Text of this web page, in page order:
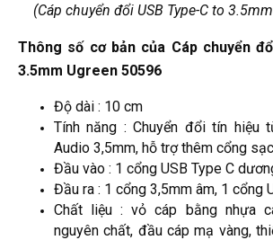
(Cáp chuyển đổi USB Type-C to
Thông số cơ bản của Cáp chuyển
3.5mm Ugreen 50596
Độ dài : 10 cm
Tính năng : Chuyển đổi tín hiệu
Audio 3,5mm, hỗ trợ thêm cổng
Đầu vào : 1 cổng USB Type C
Đầu ra : 1 cổng 3,5mm âm, 1 cổng
Chất liệu : vỏ cáp bằng nhựa
nguyên chất, đầu cáp mạ vàng,